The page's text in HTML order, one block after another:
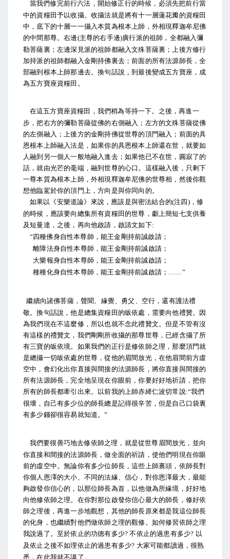
當我們修完前行六法，開始修正行的時候，必須先把前行當
中的資糧田予以收攝。收攝法就是將有十一層蓮花瓣的資糧田
中，底下的十層一一攝入本質為根本上師，外相現釋迦牟尼佛
的中間那尊。右邊(主尊的右手邊)廣行派的祖師，全都融入彌
勒菩薩裏；左邊深見派的祖師都融入文殊菩薩裏；上後方修行
加持派的祖師都融入金剛持佛裏去；前面的所有法源師長，全
部融到根本上師那邊去。換句話說，到最後變成五方寶座，成
為五方寶座資糧田。
在這五方寶座資糧田，我們稍為等持一下。之後，再進一
步，把右方的彌勒菩薩從佛的右側融入；左方的文殊菩薩從佛
的左側融入；上後方的金剛持佛從世尊的頂門融入；前面的具
恩根本上師融入法是，如果你的具恩根本上師還在世，就要如
人融到另一個人一般地融入進去；如果他已不在世，圓寂了的
話，就由光芒的毫端，融到世尊的心口。這樣融入後，只剩下
一尊本質為根本上師，外相現釋迦牟尼佛的世尊相，然後你觀
想他臨駕於你的頂門上，方向是與你同向的。
如果以《安樂道論》來說，應該是與密法結合的(注四)，修
的時候，應該要向總集所有資糧田的世尊，獻上簡短七支供養
及短曼達，之後，再向他啟請，啟請文如下:
“四種佛身自性本尊師，能王金剛持前誠啟請；
離障法身自性本尊師，能王金剛持前誠啟請；
大樂報身自性本尊師，能王金剛持前誠啟請；
種種化身自性本尊師，能王金剛持前誠啟請； ……”
繼續向諸佛菩薩，聲聞、緣覺、勇父、空行，還有護法禮
敬。換句話說，他是總集資糧田的皈依處，需要向他禮贊。因
為我們現在不這麼修，所以也就不念此禮贊文。但是不管有沒
有這樣的禮贊文，我們剛剛所收攝的那尊世尊，已經含攝了所
有三寶的皈依境。如果我們的正行是修依師之理，那麼頂門就
是總攝一切皈依處的世尊，從他的眉間放光，在他眉間前方虛
空中，會幻化出你直接與間接的法源師長，將你直接與間接的
所有法源師長，完全地呈現在你眼前，你要好好地祈請，把你
所有的師長都牽引出來。以前我的上師赤絳仁波切常說:“我們
很壞，自己有多少位的師長總是記得很辛苦，但是自己口袋裏
有多少錢卻很容易就知道。”
我們要很善巧地去修依師之理，就是從世尊眉間放光，並向
你直接和間接的法源師長，做全面的祈請，使他們明現在你眼
前的虛空中。無論你有多少位師長，這些上師裏頭，依師長對
你個人恩澤的大小、不同的法緣、信心，對你恩澤最大，最能
夠啟發你信心的，以那位師長為首，以他做為所緣境，好好地
向他修依師之理。在你對那位啟發你信心最大的師長，修好依
師之理後，再進一步地觀想，其他的師長原來都是我這位師長
的化身，也繼續對他們做依師之理的觀修。如何修習依師之理
我說過了。至於依止的功德有多少?不依止的過患有多少? 以
及依止之後不如理依止的過患有多少? 大家可能都讀過，很熟
悉，在此我就不講了。